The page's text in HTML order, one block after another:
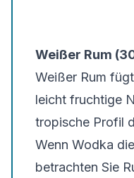
Weißer Rum
Weißer Rum
leicht fruchtige
tropische Profil
Wenn Wodka
betrachten Sie